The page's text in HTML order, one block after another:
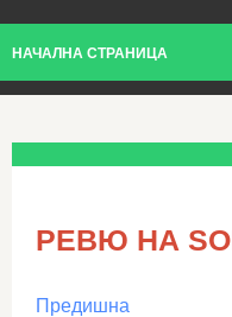
НАЧАЛНА СТРАНИЦА
РЕВЮ НА
Предишна